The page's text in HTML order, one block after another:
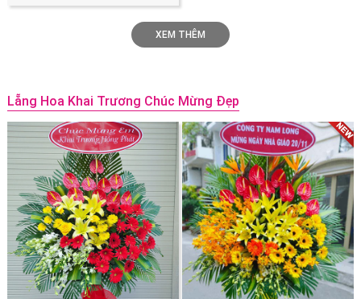
XEM THÊM
Lẵng Hoa Khai Trương Chúc Mừng Đẹp